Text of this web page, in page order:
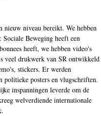
nieuw niveau bereikt. We hebben
Beweging heeft een
heeft, we hebben video's
veel drukwerk van SR ontwikkeld
stickers. Er werden
politieke posters en vlugschriften.
inspanningen leverde om de
welverdiende internationale